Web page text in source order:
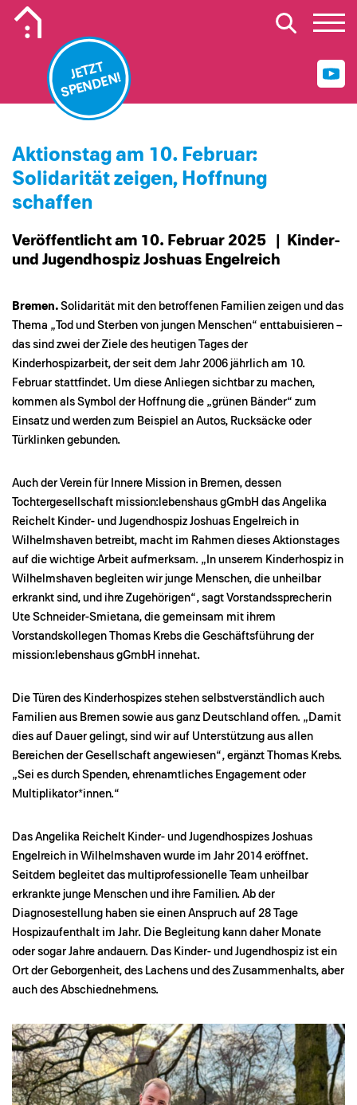
JETZT
SPENDEN!
Aktionstag am 10. Februar:
Solidarität zeigen, Hoffnung
schaffen
Veröffentlicht am 10. Februar 2025
| Kinder-
und Jugendhospiz Joshuas Engelreich
Bremen. Solidarität mit den betroffenen Familien zeigen und das
Thema „Tod und Sterben von jungen Menschen“ enttabuisieren –
das sind zwei der Ziele des heutigen Tages der
Kinderhospizarbeit, der seit dem Jahr 2006 jährlich am 10.
Februar stattfindet. Um diese Anliegen sichtbar zu machen,
kommen als Symbol der Hoffnung die „grünen Bänder“ zum
Einsatz und werden zum Beispiel an Autos, Rucksäcke oder
Türklinken gebunden.
Auch der Verein für Innere Mission in Bremen, dessen
Tochtergesellschaft mission:lebenshaus gGmbH das Angelika
Reichelt Kinder- und Jugendhospiz Joshuas Engelreich in
Wilhelmshaven betreibt, macht im Rahmen dieses Aktionstages
auf die wichtige Arbeit aufmerksam. „In unserem Kinderhospiz in
Wilhelmshaven begleiten wir junge Menschen, die unheilbar
erkrankt sind, und ihre Zugehörigen“, sagt Vorstandssprecherin
Ute Schneider-Smietana, die gemeinsam mit ihrem
Vorstandskollegen Thomas Krebs die Geschäftsführung der
mission:lebenshaus gGmbH innehat.
Die Türen des Kinderhospizes stehen selbstverständlich auch
Familien aus Bremen sowie aus ganz Deutschland offen. „Damit
dies auf Dauer gelingt, sind wir auf Unterstützung aus allen
Bereichen der Gesellschaft angewiesen“, ergänzt Thomas Krebs.
„Sei es durch Spenden, ehrenamtliches Engagement oder
Multiplikator*innen.“
Das Angelika Reichelt Kinder- und Jugendhospizes Joshuas
Engelreich in Wilhelmshaven wurde im Jahr 2014 eröffnet.
Seitdem begleitet das multiprofessionelle Team unheilbar
erkrankte junge Menschen und ihre Familien. Ab der
Diagnosestellung haben sie einen Anspruch auf 28 Tage
Hospizaufenthalt im Jahr. Die Begleitung kann daher Monate
oder sogar Jahre andauern. Das Kinder- und Jugendhospiz ist ein
Ort der Geborgenheit, des Lachens und des Zusammenhalts, aber
auch des Abschiednehmens.
Mobiles Logo Mission Lebenshaus